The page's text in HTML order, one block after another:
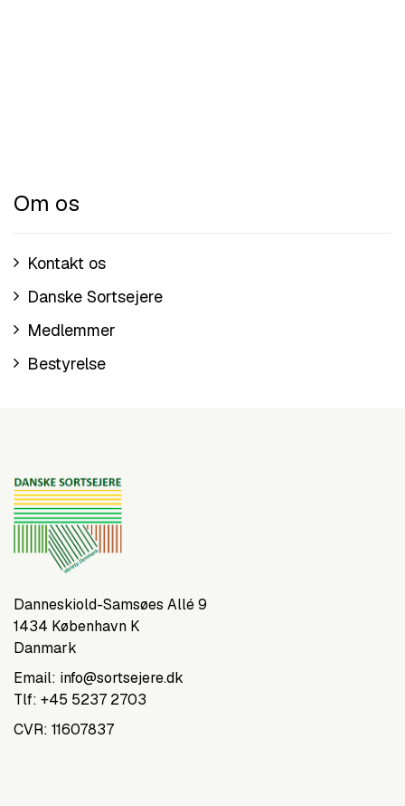
Om os
Kontakt os
Danske Sortsejere
Medlemmer
Bestyrelse
Danneskiold-Samsøes Allé 9
1434 København K
Danmark
Email: info@sortsejere.dk
Tlf: +45 5237 2703
CVR: 11607837